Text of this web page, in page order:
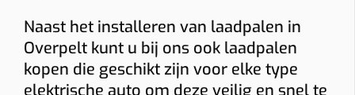
Naast het installeren van laadpalen in
Overpelt kunt u bij ons ook laadpalen
kopen die geschikt zijn voor elke type